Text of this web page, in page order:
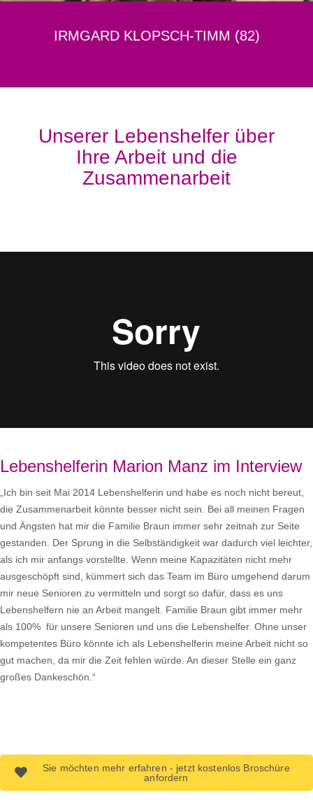
IRMGARD KLOPSCH-TIMM (82)
Unserer Lebenshelfer über
Ihre Arbeit und die
Zusammenarbeit
Lebenshelferin Marion Manz im Interview
„Ich bin seit Mai 2014 Lebenshelferin und habe es noch nicht bereut,
die Zusammenarbeit könnte besser nicht sein. Bei all meinen Fragen
und Ängsten hat mir die Familie Braun immer sehr zeitnah zur Seite
gestanden. Der Sprung in die Selbständigkeit war dadurch viel leichter,
als ich mir anfangs vorstellte. Wenn meine Kapazitäten nicht mehr
ausgeschöpft sind, kümmert sich das Team im Büro umgehend darum
mir neue Senioren zu vermitteln und sorgt so dafür, dass es uns
Lebenshelfern nie an Arbeit mangelt. Familie Braun gibt immer mehr
als 100% für unsere Senioren und uns die Lebenshelfer. Ohne unser
kompetentes Büro könnte ich als Lebenshelferin meine Arbeit nicht so
gut machen, da mir die Zeit fehlen würde. An dieser Stelle ein ganz
großes Dankeschön.“
Sie möchten mehr erfahren - jetzt kostenlos Broschüre
anfordern